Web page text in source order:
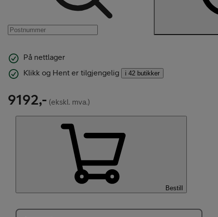
På nettlager
Klikk og Hent er tilgjengelig
i 42 butikker
9192,- (ekskl. mva.)
Bestill